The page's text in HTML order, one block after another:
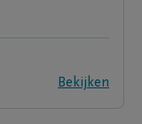
Bekijken